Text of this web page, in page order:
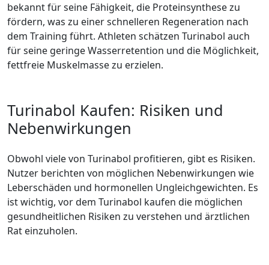
bekannt für seine Fähigkeit, die Proteinsynthese zu
fördern, was zu einer schnelleren Regeneration nach
dem Training führt. Athleten schätzen Turinabol auch
für seine geringe Wasserretention und die Möglichkeit,
fettfreie Muskelmasse zu erzielen.
Turinabol Kaufen: Risiken und
Nebenwirkungen
Obwohl viele von Turinabol profitieren, gibt es Risiken.
Nutzer berichten von möglichen Nebenwirkungen wie
Leberschäden und hormonellen Ungleichgewichten. Es
ist wichtig, vor dem Turinabol kaufen die möglichen
gesundheitlichen Risiken zu verstehen und ärztlichen
Rat einzuholen.